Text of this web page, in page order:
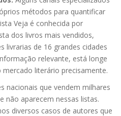
métodos para quantificar
Veja é conhecida por
dos livros mais vendidos,
livrarias de 16 grandes cidades
relevante, está longe
literário precisamente.
nacionais que vendem milhares
não aparecem nessas listas.
diversos casos de autores que